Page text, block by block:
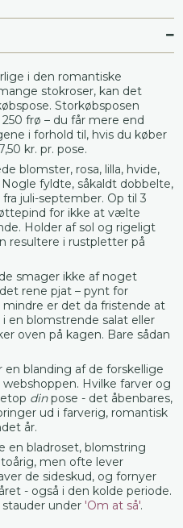
i den romantiske
stokroser, kan det
Storkøbsposen
frø – du får mere end
i forhold til, hvis du køber
kr. pr. pose.
blomster, rosa, lilla, hvide,
fyldte, såkaldt dobbelte,
juli-september. Op til 3
for ikke at vælte
Holder af sol og rigeligt
resultere i rustpletter på
smager ikke af noget
rene pjat – pynt for
er det da fristende at
en blomstrende salat eller
oven på kagen. Bare sådan
blanding af de forskellige
Hvilke farver og
dinpose - det åbenbares,
ud i farverig, romantisk
år.
en bladroset, blomstring
men ofte lever
de sideskud, og fornyer
- også i den kolde periode.
under 'Om at så'.